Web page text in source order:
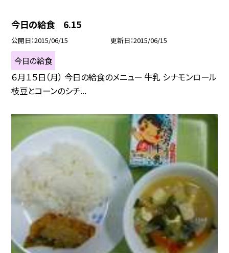
今日の給食 6.15
公開日 2015/06/15 更新日 2015/06/15
今日の給食
６月１５日（月） 今日の給食のメニュー 牛乳 シナモンロール
枝豆とコーンのシチ...